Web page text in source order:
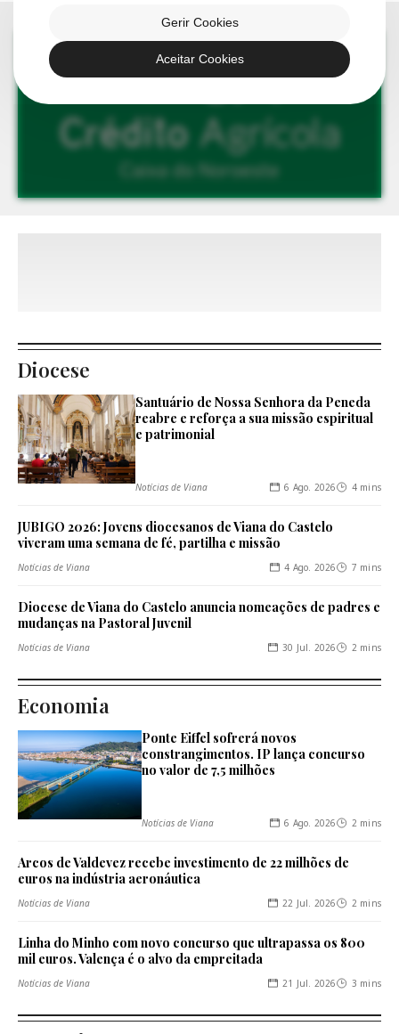
Diocese
Santuário de Nossa Senhora da Peneda
reabre e reforça a sua missão espiritual
e patrimonial
Notícias de Viana 6 Ago. 2026 4 mins
JUBIGO 2026: Jovens diocesanos de Viana do Castelo
viveram uma semana de fé, partilha e missão
Notícias de Viana 4 Ago. 2026 7 mins
Diocese de Viana do Castelo anuncia nomeações de padres e
mudanças na Pastoral Juvenil
Notícias de Viana 30 Jul. 2026 2 mins
Economia
Ponte Eiffel sofrerá novos
constrangimentos. IP lança concurso
no valor de 7,5 milhões
Notícias de Viana 6 Ago. 2026 2 mins
Arcos de Valdevez recebe investimento de 22 milhões de
euros na indústria aeronáutica
Notícias de Viana 22 Jul. 2026 2 mins
Linha do Minho com novo concurso que ultrapassa os 800
mil euros. Valença é o alvo da empreitada
Notícias de Viana 21 Jul. 2026 3 mins
Gerir Cookies
Aceitar Cookies